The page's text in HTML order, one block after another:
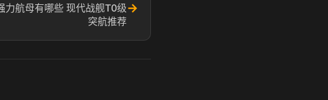
力航母有哪些 现代战舰T0级
突航推荐
→